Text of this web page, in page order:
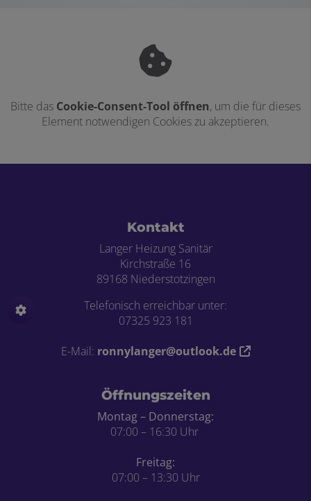
Bitte das Cookie-Consent-Tool öffnen, um die für dieses
Element notwendigen Cookies zu akzeptieren.
Kontakt
Langer Heizung Sanitär
Kirchstraße 16
89168 Niederstotzingen
Telefonisch erreichbar unter:
07325 923 181
E-Mail: ronnylanger@outlook.de
Öffnungszeiten
Montag – Donnerstag:
07:00 – 16:30 Uhr
Freitag:
07:00 – 13:30 Uhr